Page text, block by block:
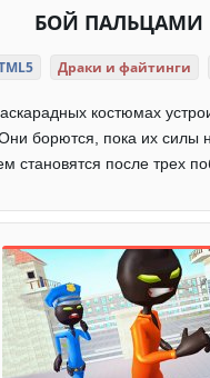
БОЙ ПАЛЬЦАМИ
Драки и файтинги
костюмах
борются, пока их силы
становятся после трех